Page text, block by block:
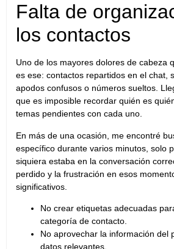
Falta de
los contactos
Uno de los mayores dolores de cabeza
es ese: contactos repartidos en el chat,
apodos confusos o números sueltos.
que es imposible recordar quién es
temas pendientes con cada uno.
En más de una ocasión, me encontré
específico durante varios minutos, solo
siquiera estaba en la conversación
perdido y la frustración en esos
significativos.
No crear etiquetas adecuadas
categoría de contacto.
No aprovechar la información del
datos relevantes.